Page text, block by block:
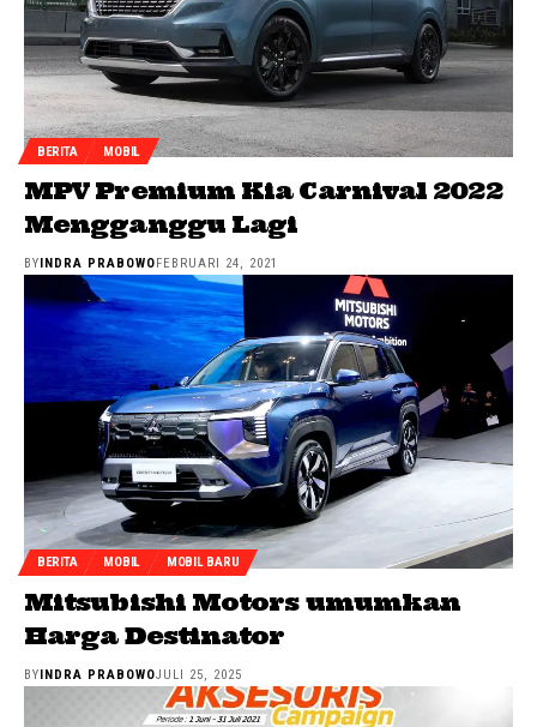
BERITA MOBIL
MPV Premium Kia Carnival 2022
Mengganggu Lagi
BYINDRA PRABOWOFEBRUARI 24, 2021
BERITA MOBIL MOBIL BARU
Mitsubishi Motors umumkan
Harga Destinator
BYINDRA PRABOWOJULI 25, 2025